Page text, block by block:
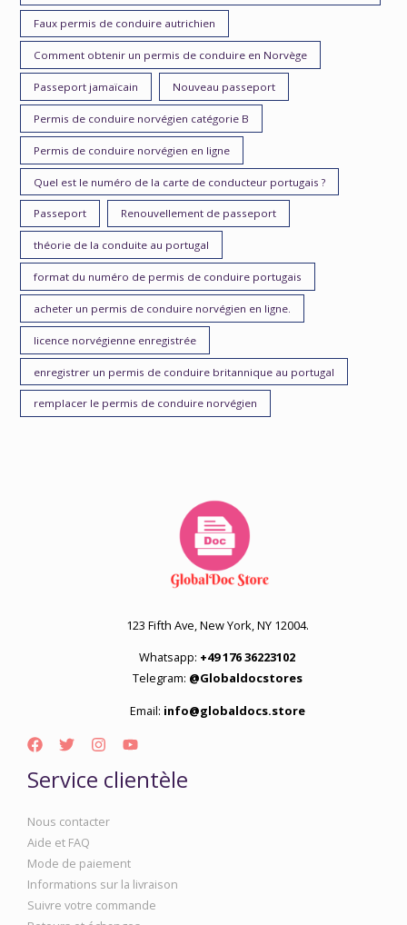
Faux permis de conduire autrichien
Comment obtenir un permis de conduire en Norvège
Passeport jamaïcain Nouveau passeport
Permis de conduire norvégien catégorie B
Permis de conduire norvégien en ligne
Quel est le numéro de la carte de conducteur portugais ?
Passeport Renouvellement de passeport
théorie de la conduite au portugal
format du numéro de permis de conduire portugais
acheter un permis de conduire norvégien en ligne.
licence norvégienne enregistrée
enregistrer un permis de conduire britannique au portugal
remplacer le permis de conduire norvégien
123 Fifth Ave, New York, NY 12004.
Whatsapp: +49 176 36223102
Telegram: @Globaldocstores
Email: info@globaldocs.store
Service clientèle
Nous contacter
Aide et FAQ
Mode de paiement
Informations sur la livraison
Suivre votre commande